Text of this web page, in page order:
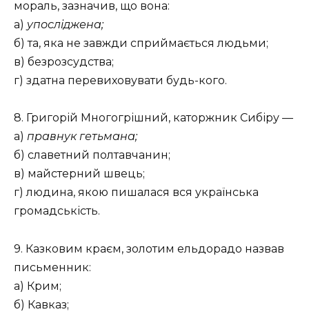
мораль, зазначив, що вона:
а) упосліджена;
б) та, яка не завжди сприймається людьми;
в) безрозсудства;
г) здатна перевиховувати будь-кого.
8. Григорій Многогрішний, каторжник Сибіру —
а) правнук гетьмана;
б) славетний полтавчанин;
в) майстерний швець;
г) людина, якою пишалася вся українська
громадськість.
9. Казковим краєм, золотим ельдорадо назвав
письменник:
а) Крим;
б) Кавказ;